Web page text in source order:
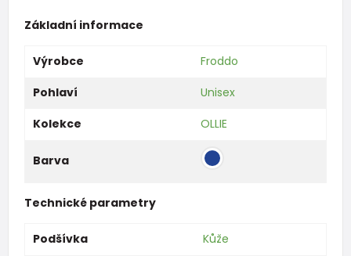
Základní informace
Výrobce
Froddo
Pohlaví
Unisex
Kolekce
OLLIE
Barva
Technické parametry
Podšívka
Kůže